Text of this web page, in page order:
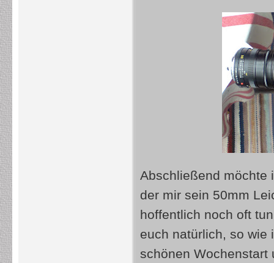
Abschließend
der mir sein 50mm
hoffentlich noch oft
euch natürlich, so wie
schönen Wochenstart